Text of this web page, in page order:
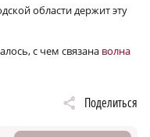
области держит эту
с чем связана волна
Поделиться